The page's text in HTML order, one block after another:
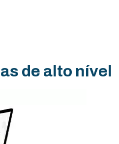
de alto nível